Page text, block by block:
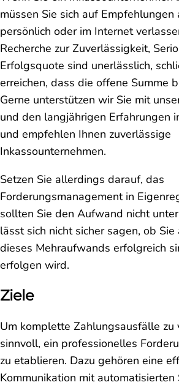
müssen Sie sich auf Empfehlungen
persönlich oder im Internet
Recherche zur Zuverlässigkeit,
Erfolgsquote sind unerlässlich,
erreichen, dass die offene Summe
Gerne unterstützen wir Sie mit
und den langjährigen Erfahrungen
und empfehlen Ihnen zuverlässige
Inkassounternehmen.
Setzen Sie allerdings darauf, das
Forderungsmanagement in
sollten Sie den Aufwand nicht
lässt sich nicht sicher sagen, ob
dieses Mehraufwands erfolgreich
erfolgen wird.
Ziele
Um komplette Zahlungsausfälle zu
sinnvoll, ein professionelles
zu etablieren. Dazu gehören eine
Kommunikation mit